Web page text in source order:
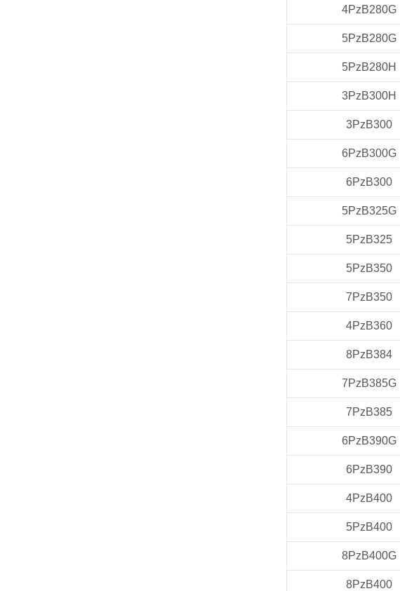
4PzB280G
5PzB280G
5PzB280H
3PzB300H
3PzB300
6PzB300G
6PzB300
5PzB325G
5PzB325
5PzB350
7PzB350
4PzB360
8PzB384
7PzB385G
7PzB385
6PzB390G
6PzB390
4PzB400
5PzB400
8PzB400G
8PzB400